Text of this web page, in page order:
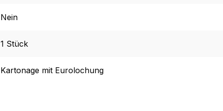
Nein
1 Stück
Kartonage mit Eurolochung